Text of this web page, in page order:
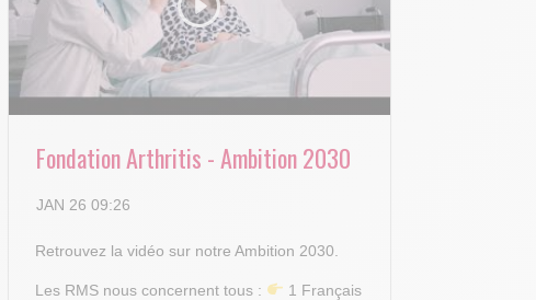
Fondation Arthritis - Ambition 2030
JAN 26 09:26
Retrouvez la vidéo sur notre Ambition 2030.
Les RMS nous concernent tous :
1 Français